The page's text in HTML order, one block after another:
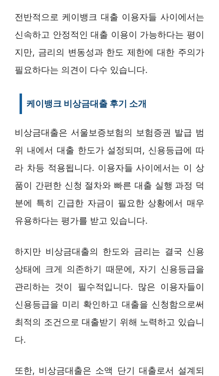
전반적으로 케이뱅크 대출 이용자들 사이에서는
신속하고 안정적인 대출 이용이 가능하다는 평이
지만, 금리의 변동성과 한도 제한에 대한 주의가
필요하다는 의견이 다수 있습니다.
케이뱅크 비상금대출 후기 소개
비상금대출은 서울보증보험의 보험증권 발급 범
위 내에서 대출 한도가 설정되며, 신용등급에 따
라 차등 적용됩니다. 이용자들 사이에서는 이 상
품이 간편한 신청 절차와 빠른 대출 실행 과정 덕
분에 특히 긴급한 자금이 필요한 상황에서 매우
유용하다는 평가를 받고 있습니다.
하지만 비상금대출의 한도와 금리는 결국 신용
상태에 크게 의존하기 때문에, 자기 신용등급을
관리하는 것이 필수적입니다. 많은 이용자들이
신용등급을 미리 확인하고 대출을 신청함으로써
최적의 조건으로 대출받기 위해 노력하고 있습니
다.
또한, 비상금대출은 소액 단기 대출로서 설계되